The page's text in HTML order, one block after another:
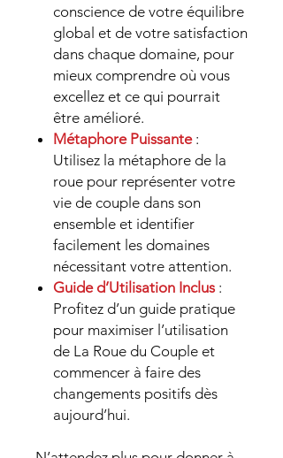
conscience de votre équilibre
global et de votre satisfaction
dans chaque domaine, pour
mieux comprendre où vous
excellez et ce qui pourrait
être amélioré.
Métaphore Puissante:
Utilisez la métaphore de la
roue pour représenter votre
vie de couple dans son
ensemble et identifier
facilement les domaines
nécessitant votre attention.
Guide d’Utilisation Inclus:
Profitez d’un guide pratique
pour maximiser l’utilisation
de La Roue du Couple et
commencer à faire des
changements positifs dès
aujourd’hui.